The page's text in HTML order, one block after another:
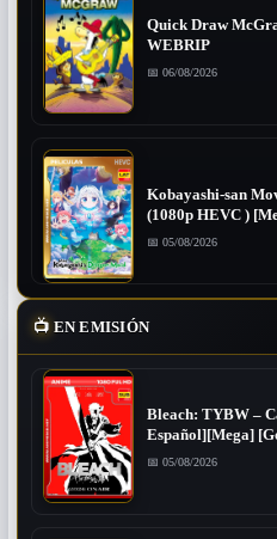
Quick Draw
WEBRIP
📅 06/08/2026
Kobayashi-san
(1080p HEVC )
📅 05/08/2026
📺 EN EMISIÓN
Bleach: TYBW –
Español][Mega]
📅 05/08/2026